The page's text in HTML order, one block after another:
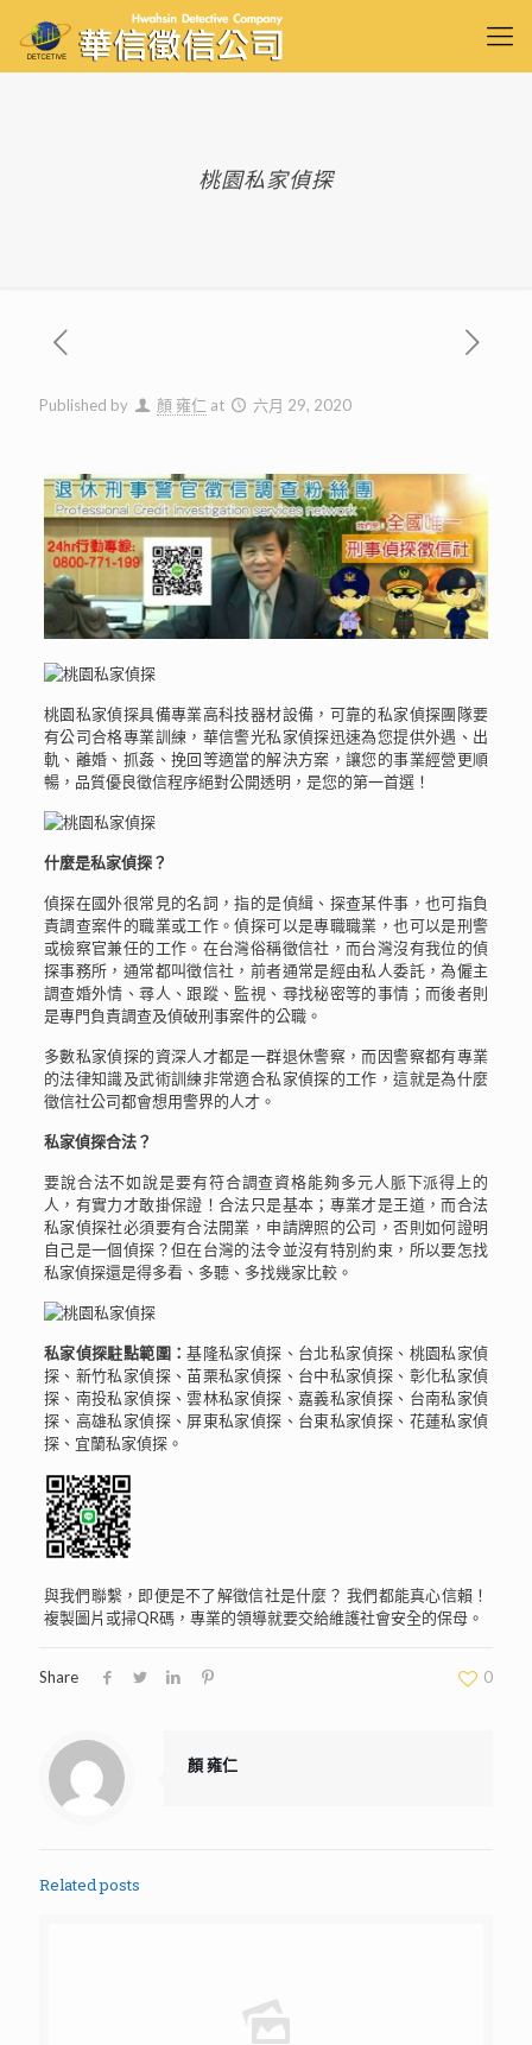
桃園私家偵探
Published by 顏 雍仁 at 六月 29, 2020
桃園私家偵探具備專業高科技器材設備，可靠的私家偵探團隊要
有公司合格專業訓練，華信警光私家偵探迅速為您提供外遇、出
軌、離婚、抓姦、挽回等適當的解決方案，讓您的事業經營更順
暢，品質優良徵信程序絕對公開透明，是您的第一首選！
什麼是私家偵探？
偵探在國外很常見的名詞，指的是偵緝、探查某件事，也可指負
責調查案件的職業或工作。偵探可以是專職職業，也可以是刑警
或檢察官兼任的工作。在台灣俗稱徵信社，而台灣沒有我位的偵
探事務所，通常都叫徵信社，前者通常是經由私人委託，為僱主
調查婚外情、尋人、跟蹤、監視、尋找秘密等的事情；而後者則
是專門負責調查及偵破刑事案件的公職。
多數私家偵探的資深人才都是一群退休警察，而因警察都有專業
的法律知識及武術訓練非常適合私家偵探的工作，這就是為什麼
徵信社公司都會想用警界的人才。
私家偵探合法？
要說合法不如說是要有符合調查資格能夠多元人脈下派得上的
人，有實力才敢掛保證！合法只是基本；專業才是王道，而合法
私家偵探社必須要有合法開業，申請牌照的公司，否則如何證明
自己是一個偵探？但在台灣的法令並沒有特別約束，所以要怎找
私家偵探還是得多看、多聽、多找幾家比較。
私家偵探駐點範圍：基隆私家偵探、台北私家偵探、桃園私家偵
探、新竹私家偵探、苗栗私家偵探、台中私家偵探、彰化私家偵
探、南投私家偵探、雲林私家偵探、嘉義私家偵探、台南私家偵
探、高雄私家偵探、屏東私家偵探、台東私家偵探、花蓮私家偵
探、宜蘭私家偵探。
與我們聯繫，即便是不了解徵信社是什麼？ 我們都能真心信賴！
複製圖片或掃QR碼，專業的領導就要交給維護社會安全的保母。
Share 0
顏 雍仁
Related posts